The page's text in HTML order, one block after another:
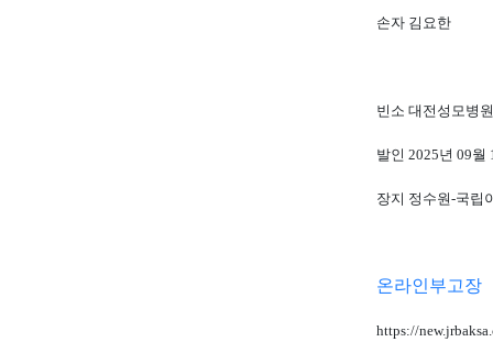
손자 김요한
빈소 대전성모병
발인 2025년 09월
장지 정수원-국립
온라인부고장
https://